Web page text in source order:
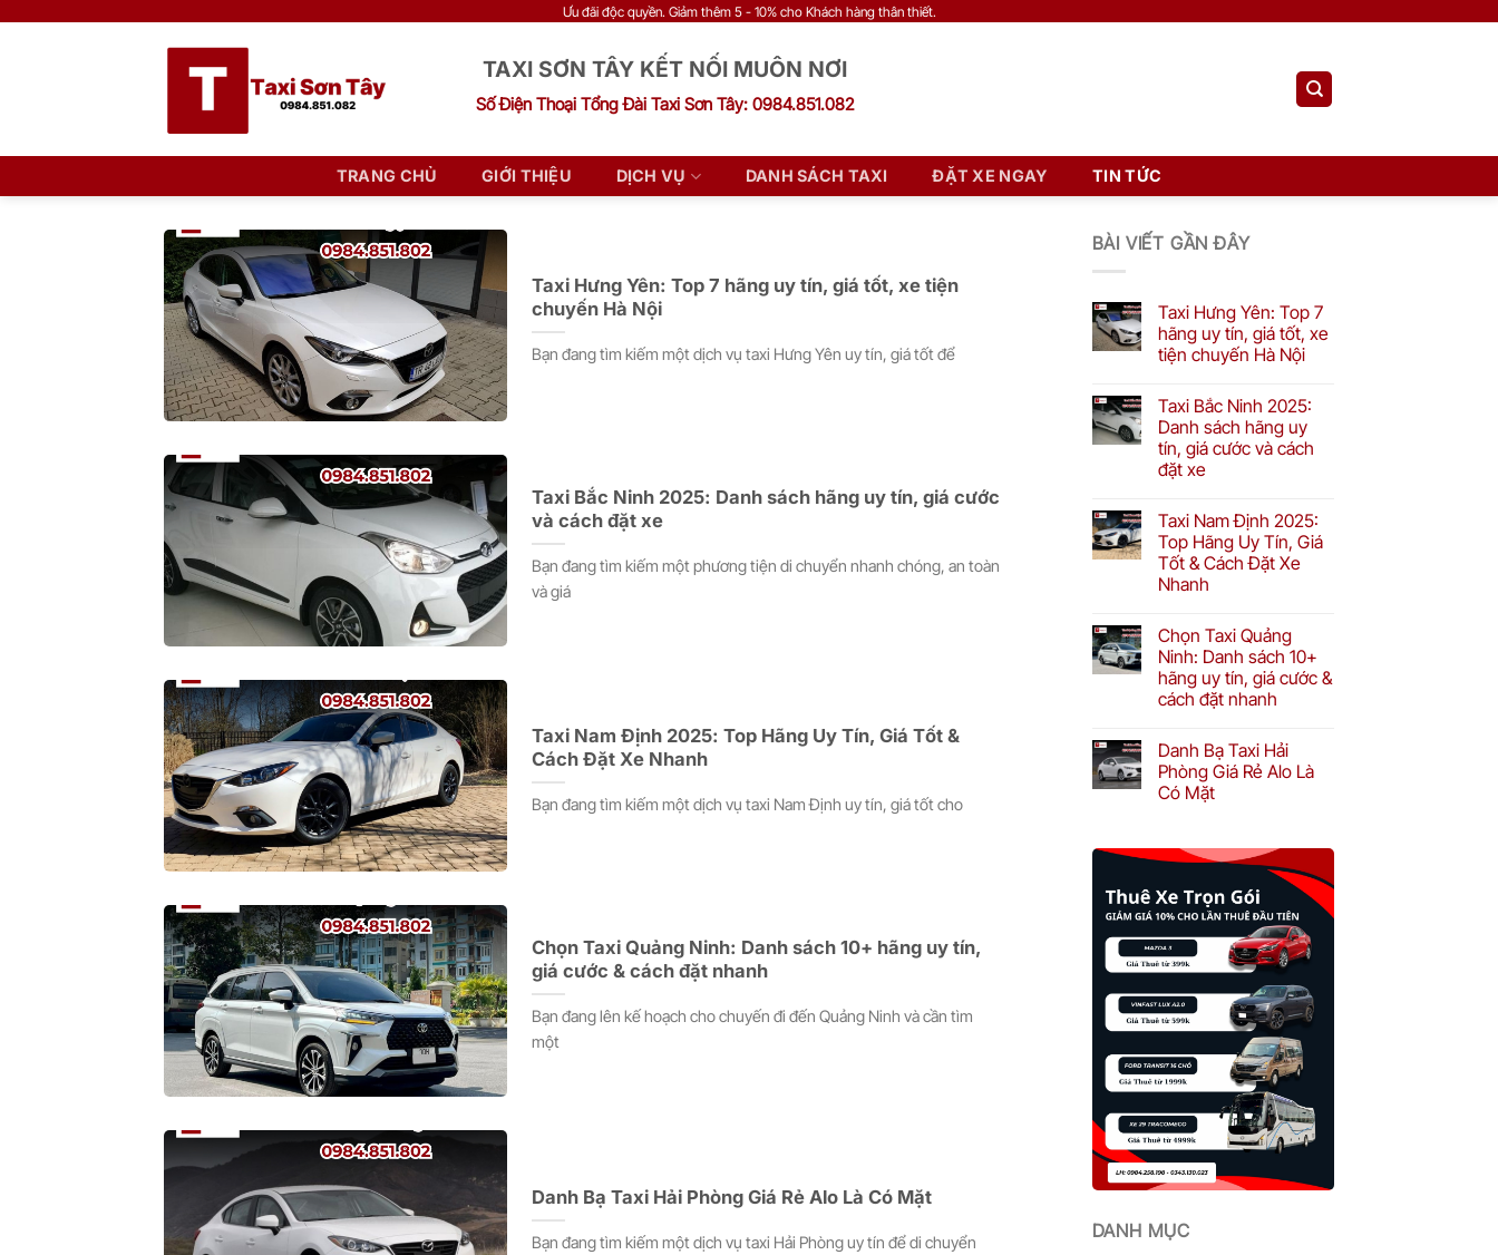
Ưu đãi độc quyền. Giảm thêm 5 - 10% cho Khách hàng thân thiết.
TAXI SƠN TÂY KẾT NỐI MUÔN NƠI
Số Điện Thoại Tổng Đài Taxi Sơn Tây: 0984.851.082
TRANG CHỦ GIỚI THIỆU DỊCH VỤ DANH SÁCH TAXI ĐẶT XE NGAY TIN TỨC
Taxi Hưng Yên: Top 7 hãng uy tín, giá tốt, xe tiện
chuyến Hà Nội
Bạn đang tìm kiếm một dịch vụ taxi Hưng Yên uy tín, giá tốt để
Taxi Bắc Ninh 2025: Danh sách hãng uy tín, giá cước
và cách đặt xe
Bạn đang tìm kiếm một phương tiện di chuyển nhanh chóng, an toàn
và giá
Taxi Nam Định 2025: Top Hãng Uy Tín, Giá Tốt &
Cách Đặt Xe Nhanh
Bạn đang tìm kiếm một dịch vụ taxi Nam Định uy tín, giá tốt cho
Chọn Taxi Quảng Ninh: Danh sách 10+ hãng uy tín,
giá cước & cách đặt nhanh
Bạn đang lên kế hoạch cho chuyến đi đến Quảng Ninh và cần tìm
một
Danh Bạ Taxi Hải Phòng Giá Rẻ Alo Là Có Mặt
Bạn đang tìm kiếm một dịch vụ taxi Hải Phòng uy tín để di chuyển
BÀI VIẾT GẦN ĐÂY
Taxi Hưng Yên: Top 7
hãng uy tín, giá tốt, xe
tiện chuyến Hà Nội
Taxi Bắc Ninh 2025:
Danh sách hãng uy
tín, giá cước và cách
đặt xe
Taxi Nam Định 2025:
Top Hãng Uy Tín, Giá
Tốt & Cách Đặt Xe
Nhanh
Chọn Taxi Quảng
Ninh: Danh sách 10+
hãng uy tín, giá cước &
cách đặt nhanh
Danh Bạ Taxi Hải
Phòng Giá Rẻ Alo Là
Có Mặt
DANH MỤC